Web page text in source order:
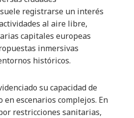
registrarse un interés
al aire libre,
capitales europeas
inmersivas
históricos.
su capacidad de
en escenarios complejos. En
restricciones sanitarias,